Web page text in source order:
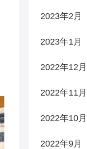
2023年2月
2023年1月
2022年12月
2022年11月
2022年10月
2022年9月